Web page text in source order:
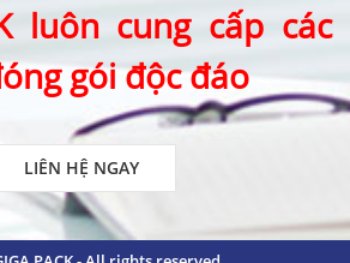
luôn cung cấp các
gói độc đáo
LIÊN HỆ NGAY